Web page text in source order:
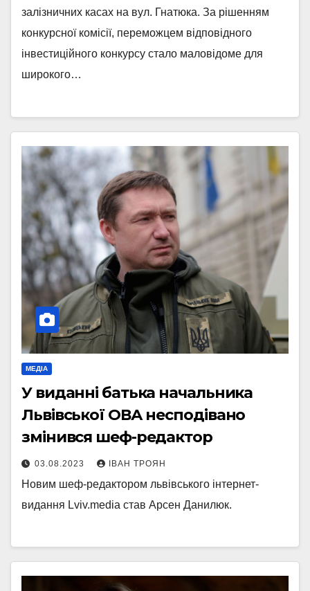
залізничних касах на вул. Гнатюка. За рішенням
конкурсної комісії, переможцем відповідного
інвестиційного конкурсу стало маловідоме для
широкого…
МЕДІА
У виданні батька начальника
Львівської ОВА несподівано
змінився шеф-редактор
03.08.2023 ІВАН ТРОЯН
Новим шеф-редактором львівського інтернет-
видання Lviv.media став Арсен Данилюк.